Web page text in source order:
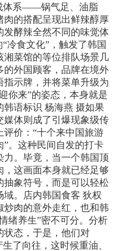
体系——锅气足、油脂
肉的搭配呈现出鲜辣醇厚
发酵辣全然不同的味觉体
冷食文化”，触发了韩国
湘菜馆的等位排队场景几
的外国顾客，品牌在境外
示牌，并将菜单升级为
你来”的姿态，本身就是
语标识 杨海燕 摄如果
媒体则成了引爆现象级传
价：“十个来中国旅游
。这种民间自发的打卡
。毕竟，当一个韩国顶
这画面本身就已经足够
抽象符号，而是可以轻松
。店内韩国食客 狄权
肉的意外走红，也和韩
绪养生”密不可分。分析
状态，于是，他们对
了向往，这时候重油、